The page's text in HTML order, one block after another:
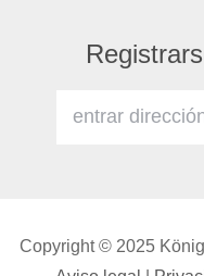
Copyright © 2025